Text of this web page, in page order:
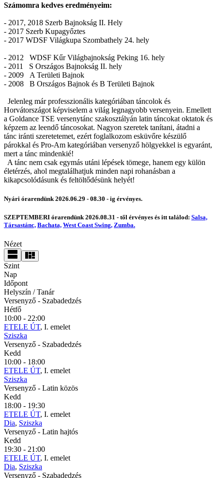
Számomra kedves eredményeim:
- 2017, 2018 Szerb Bajnokság II. Hely
- 2017 Szerb Kupagyőztes
- 2017 WDSF Világkupa Szombathely 24. hely
- 2012 WDSF Kűr Világbajnokság Peking 16. hely
- 2011 S Országos Bajnokság II. hely
- 2009 A Területi Bajnok
- 2008 B Országos Bajnok és B Területi Bajnok
Jelenleg már professzionális kategóriában táncolok és
Horvátországot képviselem a világ legnagyobb versenyein. Emellett
a Goldance TSE versenytánc szakosztályán latin táncokat oktatok és
képzem az leendő táncosokat. Nagyon szeretek tanítani, átadni a
tánc iránti szeretetemet, ezért foglalkozom esküvőre készülő
párokkal és Pro-Am kategóriában versenyző hölgyekkel is egyaránt,
mert a tánc mindenkié!
A tánc nem csak egymás utáni lépések tömege, hanem egy külön
életérzés, ahol megtalálhatjuk minden napi rohanásban a
kikapcsolódásunk és feltöltődésünk helyét!
Nyári órarendünk 2026.06.29 - 08.30 - ig érvényes.
SZEPTEMBERI órarendünk 2026.08.31 - től érvényes és itt találod: Salsa,
Társastánc, Bachata, West Coast Swing, Zumba.
Nézet
Szint
Nap
Időpont
Helyszín / Tanár
Versenyző - Szabadedzés
Hétfő
10:00 - 22:00
ETELE ÚT, I. emelet
Sziszka
Versenyző - Szabadedzés
Kedd
10:00 - 18:00
ETELE ÚT, I. emelet
Sziszka
Versenyző - Latin közös
Kedd
18:00 - 19:30
ETELE ÚT, I. emelet
Dia, Sziszka
Versenyző - Latin hajtós
Kedd
19:30 - 21:00
ETELE ÚT, I. emelet
Dia, Sziszka
Versenyző - Szabadedzés